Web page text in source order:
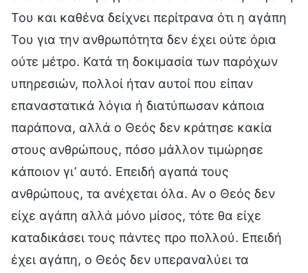
Του και καθένα δείχνει περίτρανα ότι η αγάπη
Του για την ανθρωπότητα δεν έχει ούτε όρια
ούτε μέτρο. Κατά τη δοκιμασία των παρόχων
υπηρεσιών, πολλοί ήταν αυτοί που είπαν
επαναστατικά λόγια ή διατύπωσαν κάποια
παράπονα, αλλά ο Θεός δεν κράτησε κακία
στους ανθρώπους, πόσο μάλλον τιμώρησε
κάποιον γι’ αυτό. Επειδή αγαπά τους
ανθρώπους, τα ανέχεται όλα. Αν ο Θεός δεν
είχε αγάπη αλλά μόνο μίσος, τότε θα είχε
καταδικάσει τους πάντες προ πολλού. Επειδή
έχει αγάπη, ο Θεός δεν υπεραναλύει τα